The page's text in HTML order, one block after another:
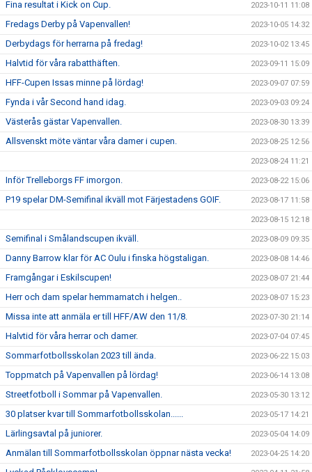
Fina resultat i Kick on Cup. 2023-10-11 11:08
Fredags Derby på Vapenvallen! 2023-10-05 14:32
Derbydags för herrarna på fredag! 2023-10-02 13:45
Halvtid för våra rabatthäften. 2023-09-11 15:09
HFF-Cupen Issas minne på lördag! 2023-09-07 07:59
Fynda i vår Second hand idag. 2023-09-03 09:24
Västerås gästar Vapenvallen. 2023-08-30 13:39
Allsvenskt möte väntar våra damer i cupen. 2023-08-25 12:56
2023-08-24 11:21
Inför Trelleborgs FF imorgon. 2023-08-22 15:06
P19 spelar DM-Semifinal ikväll mot Färjestadens GOIF. 2023-08-17 11:58
2023-08-15 12:18
Semifinal i Smålandscupen ikväll. 2023-08-09 09:35
Danny Barrow klar för AC Oulu i finska högstaligan. 2023-08-08 14:46
Framgångar i Eskilscupen! 2023-08-07 21:44
Herr och dam spelar hemmamatch i helgen.. 2023-08-07 15:23
Missa inte att anmäla er till HFF/AW den 11/8. 2023-07-30 21:14
Halvtid för våra herrar och damer. 2023-07-04 07:45
Sommarfotbollsskolan 2023 till ända. 2023-06-22 15:03
Toppmatch på Vapenvallen på lördag! 2023-06-14 13:08
Streetfotboll i Sommar på Vapenvallen. 2023-05-30 13:12
30 platser kvar till Sommarfotbollsskolan...... 2023-05-17 14:21
Lärlingsavtal på juniorer. 2023-05-04 14:09
Anmälan till Sommarfotbollsskolan öppnar nästa vecka! 2023-04-25 14:20